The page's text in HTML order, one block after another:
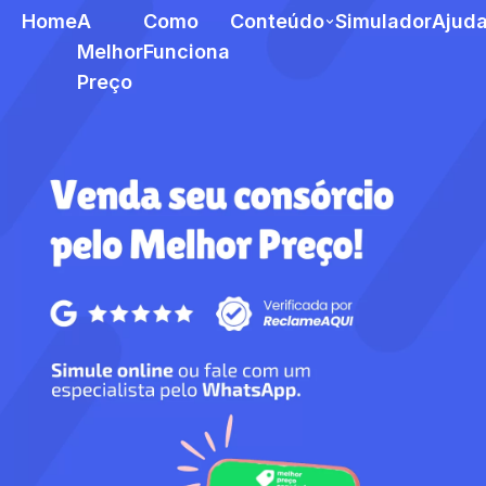
HomeA
Melhor
Preço
Como
Funciona
Conteúdo Simulador